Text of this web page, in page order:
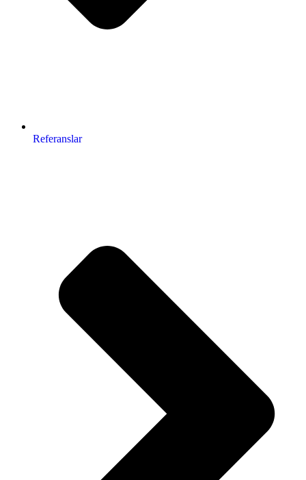
Referanslar